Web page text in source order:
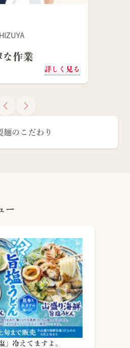
な作業
詳しく見る
麺のこだわり
ー
」冷えてますよ。